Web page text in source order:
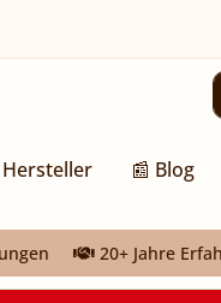
📰 Blog
20+ Jahre